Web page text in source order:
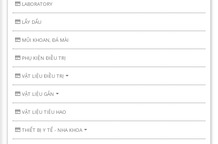
LABORATORY
LẤY DẤU
MŨI KHOAN, ĐÁ MÀI
PHỤ KIỆN ĐIỀU TRỊ
VẬT LIỆU ĐIỀU TRỊ
VẬT LIỆU GẮN
VẬT LIỆU TIÊU HAO
THIẾT BỊ Y TẾ - NHA KHOA